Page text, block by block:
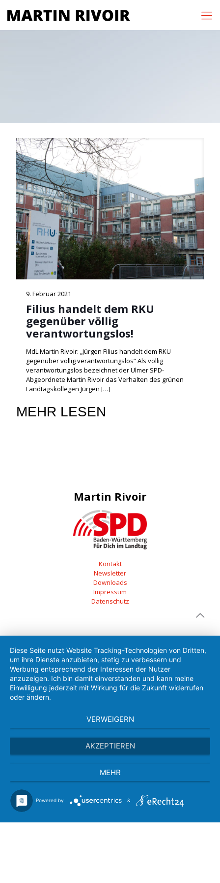
9. Februar 2021
Filius handelt dem RKU
gegenüber völlig
verantwortungslos!
MdL Martin Rivoir: „Jürgen Filius handelt dem RKU
gegenüber völlig verantwortungslos“ Als völlig
verantwortungslos bezeichnet der Ulmer SPD-
Abgeordnete Martin Rivoir das Verhalten des grünen
Landtagskollegen Jürgen […]
MEHR LESEN
Martin Rivoir
Kontakt
Newsletter
Downloads
Impressum
Datenschutz
Diese Seite nutzt Website Tracking-Technologien von Dritten,
um ihre Dienste anzubieten, stetig zu verbessern und
Werbung entsprechend der Interessen der Nutzer
anzuzeigen. Ich bin damit einverstanden und kann meine
Einwilligung jederzeit mit Wirkung für die Zukunft widerrufen
oder ändern.
VERWEIGERN
AKZEPTIEREN
MEHR
Powered by &